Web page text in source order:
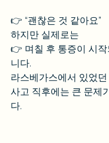
👉 “괜찮은 것 같아요”
하지만 실제로는
👉 며칠 후 통증이 시
니다.
라스베가스에서 있었
사고 직후에는 큰 문제
다.